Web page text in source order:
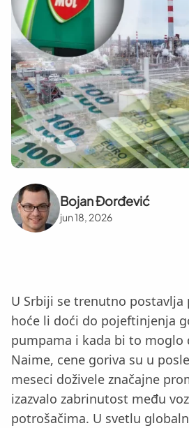
Bojan Đorđević
jun 18, 2026
U Srbiji se trenutno
hoće li doći do pojeftinjenja
pumpama i kada bi to moglo
Naime, cene goriva su u
meseci doživele značajne
izazvalo zabrinutost među
potrošačima. U svetlu